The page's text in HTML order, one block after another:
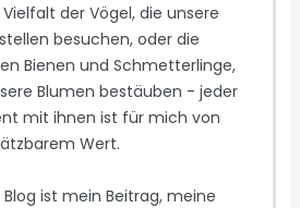
der Vögel, die unsere
besuchen, oder die
Bienen und Schmetterlinge,
Blumen bestäuben - jeder
mit ihnen ist für mich von
Wert.
Blog ist mein Beitrag, meine